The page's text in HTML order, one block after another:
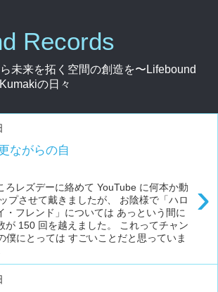
Records
未来を拓く空間の創造を〜Lifebound
の日々
ながらの自
›
ろレズデーに絡めて YouTube に何本か動
プさせて戴きましたが、 お陰様で「ハロ
・フレンド」については あっという間に
が 150 回を越えました。 これってチャン
僕にとっては すごいことだと思っていま